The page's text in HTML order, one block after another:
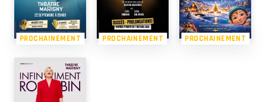
PROCHAINEMENT PROCHAINEMENT PROCHAINEMENT